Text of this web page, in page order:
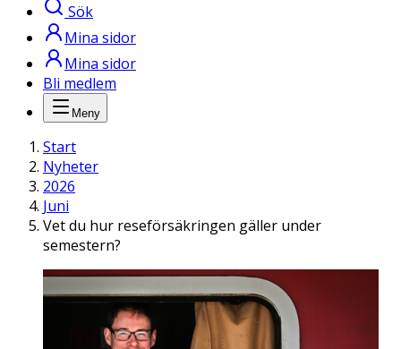
Sök
Mina sidor
Mina sidor
Bli medlem
Meny
Start
Nyheter
2026
Juni
Vet du hur reseförsäkringen gäller under
semestern?